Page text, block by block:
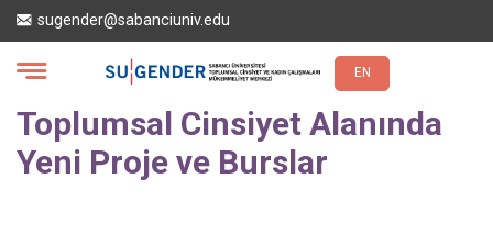
Ana
içeriğe
atla
sugender@sabanciuniv.edu
EN
Toplumsal Cinsiyet Alanında
Yeni Proje ve Burslar